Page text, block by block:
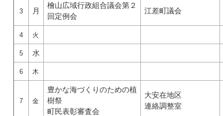
3 月
檜山広域行政組合議会第２
回定例会
江差町議会
4 火
5 水
6 木
7 金
豊かな海づくりのための植
樹祭
町民表彰審査会
大安在地区
連絡調整室